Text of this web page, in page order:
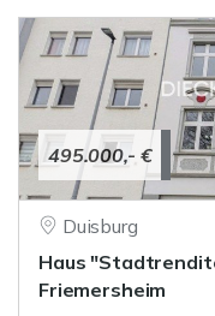
495.000,- €
Duisburg
Haus
Friemersheim